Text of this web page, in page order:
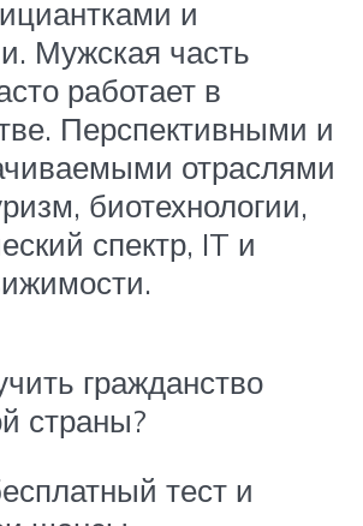
и
Мужская часть
работает в
Перспективными и
отраслями
биотехнологии,
спектр, IT и
гражданство
страны?
тест и